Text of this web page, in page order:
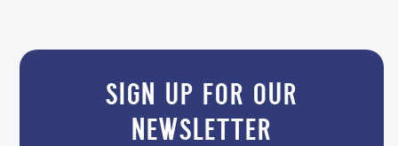
sign up for our
newsletter